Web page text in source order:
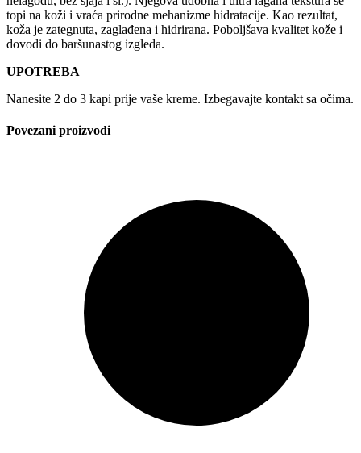
topi na koži i vraća prirodne mehanizme hidratacije. Kao rezultat,
koža je zategnuta, zaglađena i hidrirana. Poboljšava kvalitet kože i
dovodi do baršunastog izgleda.
UPOTREBA
Nanesite 2 do 3 kapi prije vaše kreme. Izbegavajte kontakt sa očima.
Povezani proizvodi